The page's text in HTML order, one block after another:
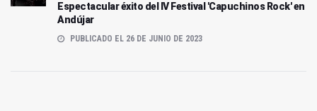
Espectacular éxito del IV Festival 'Capuchinos Rock' en
Andújar
PUBLICADO EL 26 DE JUNIO DE 2023